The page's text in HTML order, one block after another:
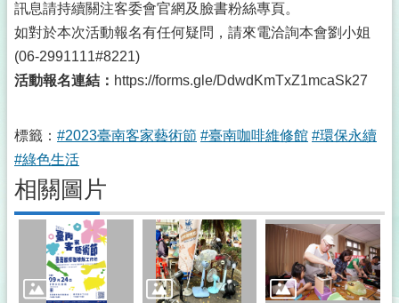
訊息請持續關注客委會官網及臉書粉絲專頁。
如對於本次活動報名有任何疑問，請來電洽詢本會劉小姐
(06-2991111#8221)
活動報名連結： https://forms.gle/DdwdKmTxZ1mcaSk27
標籤： #2023臺南客家藝術節 #臺南咖啡維修館 #環保永續
#綠色生活
相關圖片